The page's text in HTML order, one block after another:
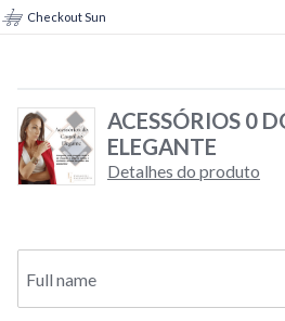
Checkout Sun
ACESSÓRIOS 0
ELEGANTE
Detalhes do produto
Full name